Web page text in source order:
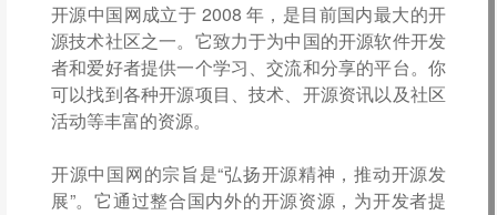
开源中国网成立于 2008 年，是目前国内最大的开
源技术社区之一。它致力于为中国的开源软件开发
者和爱好者提供一个学习、交流和分享的平台。你
可以找到各种开源项目、技术、开源资讯以及社区
活动等丰富的资源。
开源中国网的宗旨是“弘扬开源精神，推动开源发
展”。它通过整合国内外的开源资源，为开发者提